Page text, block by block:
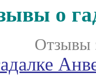
о
Отзывы